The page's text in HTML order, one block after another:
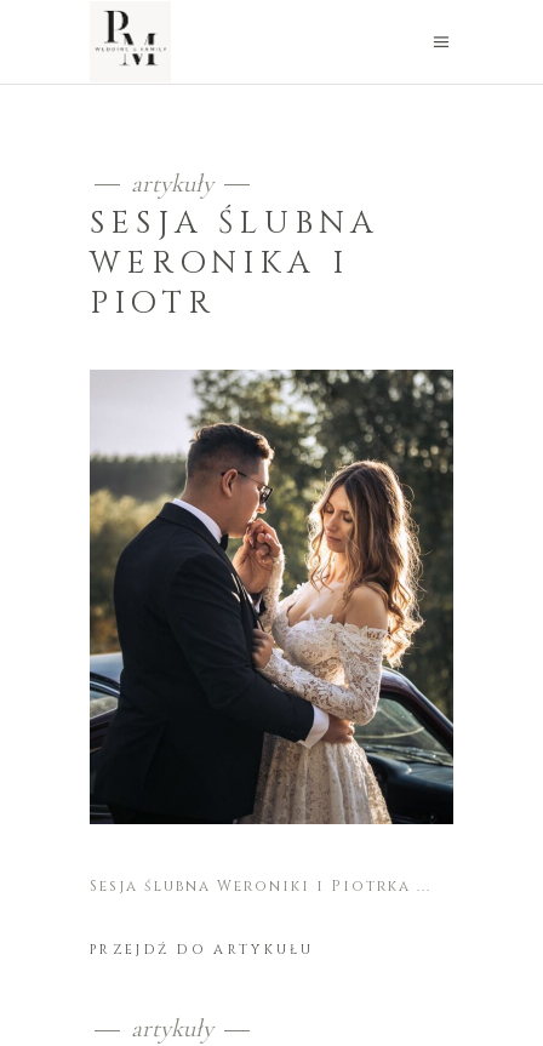
artykuły
SESJA ŚLUBNA
WERONIKA I
PIOTR
Sesja ślubna Weroniki i Piotrka
PRZEJDŹ DO ARTYKUŁU
artykuły